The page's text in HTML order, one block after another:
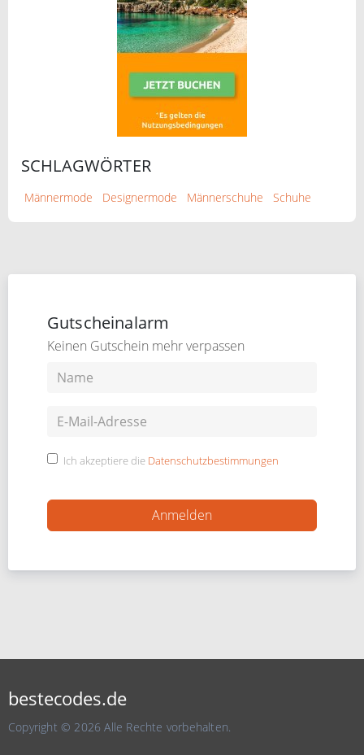
SCHLAGWÖRTER
Männermode Designermode Männerschuhe Schuhe
Gutscheinalarm
Keinen Gutschein mehr verpassen
Ich akzeptiere die Datenschutzbestimmungen
bestecodes.de
Copyright © 2026 Alle Rechte vorbehalten.